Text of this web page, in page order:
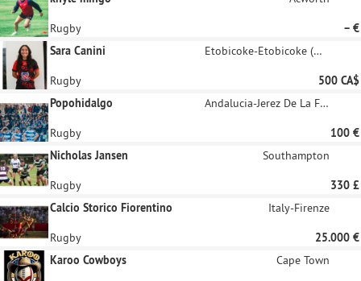
Rugby
– €
Sara Canini
Etobicoke-Etobicoke (West Deane Park / Princess Gardens / Martin Grove / Islington / Cloverdale)
Rugby
500 CA$
Popohidalgo
Andalucia-Jerez De La Frontera
Rugby
100 €
Nicholas Jansen
Southampton
Rugby
330 £
Calcio Storico Fiorentino
Italy-Firenze
Rugby
25.000 €
Karoo Cowboys
Cape Town